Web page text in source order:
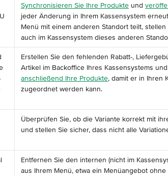
Synchronisieren Sie Ihre Produkte und
jeder Änderung in Ihrem Kassensystem
Menü mit einem anderen Standort teilt,
auch im Kassensystem dieses anderen
Erstellen Sie den fehlenden Rabatt-,
Artikel im Backoffice Ihres Kassensystems und
anschließend Ihre Produkte, damit er in Ihren
zugeordnet werden kann.
Überprüfen Sie, ob die Variante korrekt mit
und stellen Sie sicher, dass nicht alle
Entfernen Sie den internen (nicht im
aus Ihrem Menü, etwa ein Menüangebot